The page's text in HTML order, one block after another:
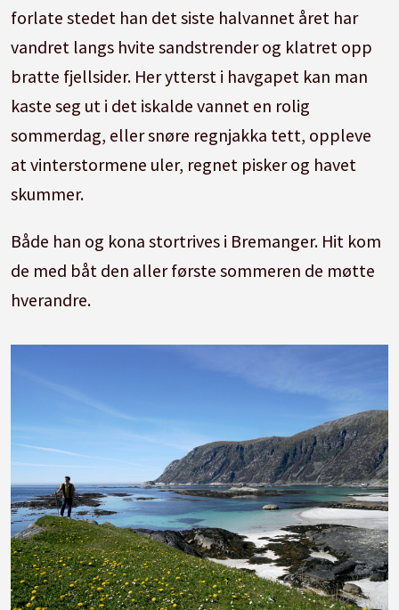
forlate stedet han det siste halvannet året har
vandret langs hvite sandstrender og klatret opp
bratte fjellsider. Her ytterst i havgapet kan man
kaste seg ut i det iskalde vannet en rolig
sommerdag, eller snøre regnjakka tett, oppleve
at vinterstormene uler, regnet pisker og havet
skummer.
Både han og kona stortrives i Bremanger. Hit kom
de med båt den aller første sommeren de møtte
hverandre.